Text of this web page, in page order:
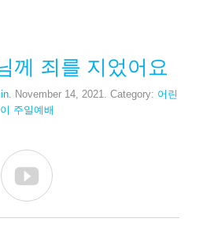
께 죄를 지었어요
. November 14, 2021. Category: 어린
이 주일예배
